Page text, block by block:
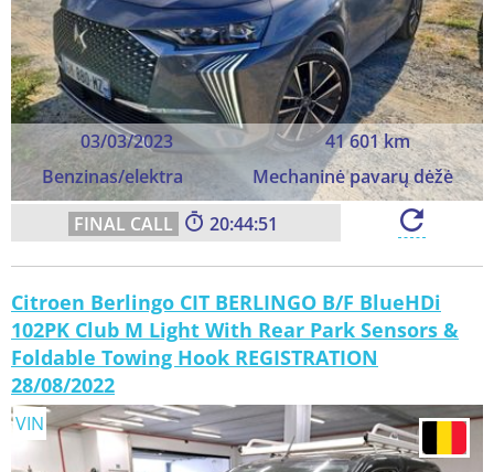
03/03/2023
41 601 km
Benzinas/elektra
Mechaninė pavarų dėžė
20:44:49
Citroen Berlingo CIT BERLINGO B/F BlueHDi
102PK Club M Light With Rear Park Sensors &
Foldable Towing Hook REGISTRATION
28/08/2022
VIN